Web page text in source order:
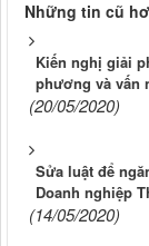
Những tin cũ
Kiến nghị giải
phương và vấn
(20/05/2020)
Sửa luật để
Doanh nghiệp
(14/05/2020)